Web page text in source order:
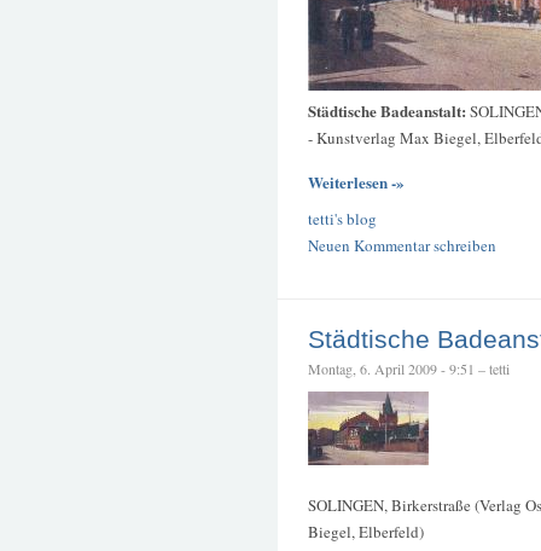
Städtische Badeanstalt:
- Kunstverlag Max Biegel,
Weiterlesen -»
tetti's blog
Neuen Kommentar schreiben
Städtische
Montag, 6. April 2009 - 9:51 – tetti
SOLINGEN, Birkerstraße (Verlag
Biegel, Elberfeld)